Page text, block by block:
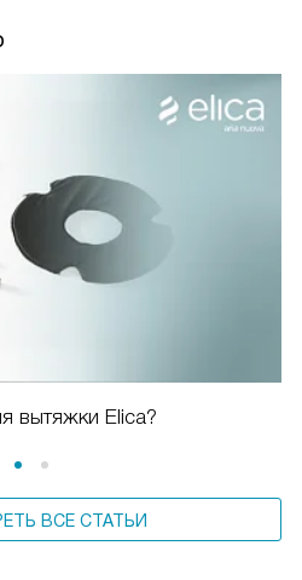
вытяжки Elica?
ВСЕ СТАТЬИ